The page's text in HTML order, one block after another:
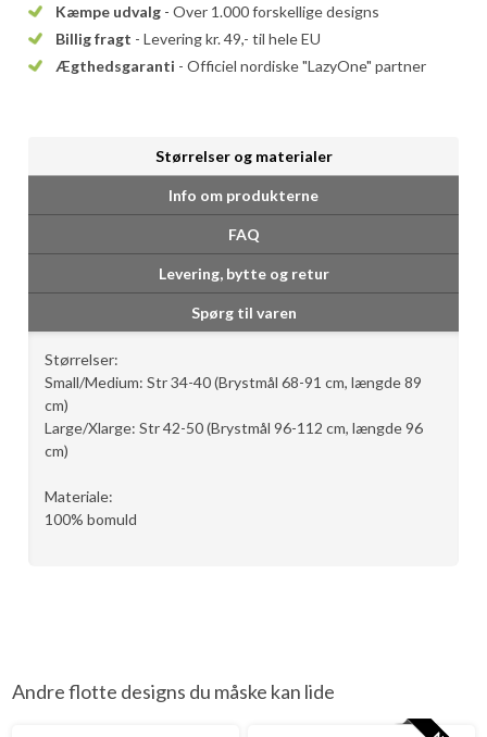
Kæmpe udvalg - Over 1.000 forskellige designs
Billig fragt - Levering kr. 49,- til hele EU
Ægthedsgaranti - Officiel nordiske "LazyOne" partner
Størrelser og materialer
Info om produkterne
FAQ
Levering, bytte og retur
Spørg til varen
Størrelser:
Small/Medium: Str 34-40 (Brystmål 68-91 cm, længde 89
cm)
Large/Xlarge: Str 42-50 (Brystmål 96-112 cm, længde 96
cm)
Materiale:
100% bomuld
Andre flotte designs du måske kan lide